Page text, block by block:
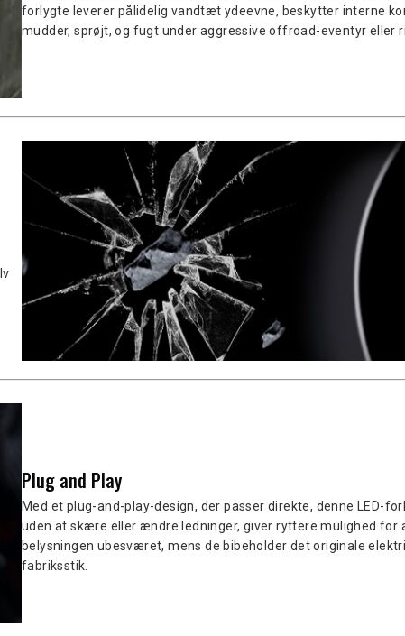
forlygte leverer pålidelig vandtæt ydeevne, beskytter interne
mudder, sprøjt, og fugt under aggressive offroad-eventyr eller
Plug and Play
Med et plug-and-play-design, der passer direkte, denne LED-
uden at skære eller ændre ledninger, giver ryttere mulighed for
belysningen ubesværet, mens de bibeholder det originale
fabriksstik.